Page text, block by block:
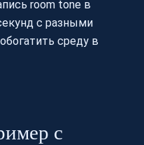
room tone в
с разными
среду в
с